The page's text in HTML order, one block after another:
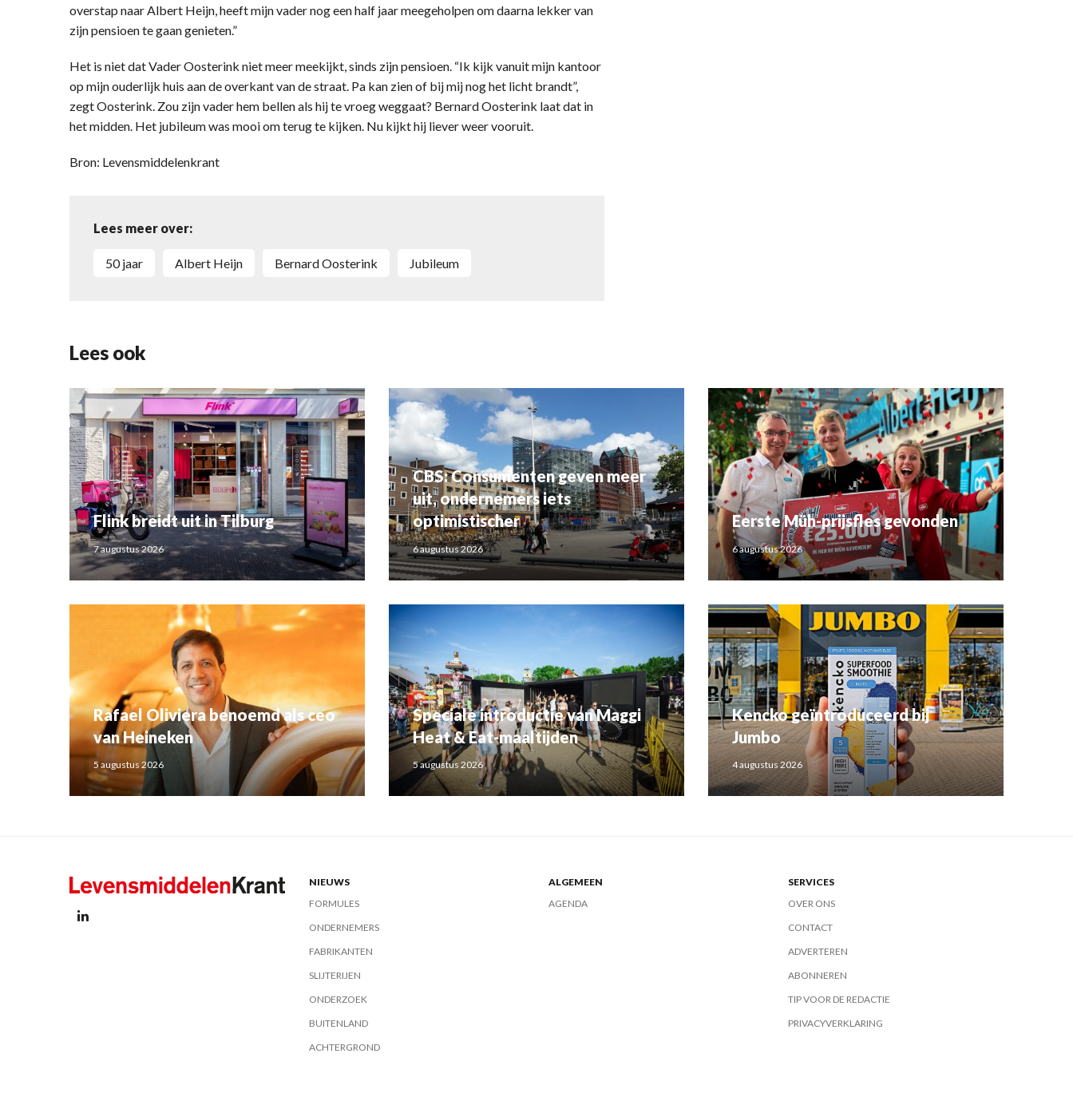
overstap naar Albert Heijn, heeft mijn vader nog een half jaar meegeholpen om daarna lekker van
zijn pensioen te gaan genieten.”
Het is niet dat Vader Oosterink niet meer meekijkt, sinds zijn pensioen. “Ik kijk vanuit mijn kantoor
op mijn ouderlijk huis aan de overkant van de straat. Pa kan zien of bij mij nog het licht brandt”,
zegt Oosterink. Zou zijn vader hem bellen als hij te vroeg weggaat? Bernard Oosterink laat dat in
het midden. Het jubileum was mooi om terug te kijken. Nu kijkt hij liever weer vooruit.
Bron: Levensmiddelenkrant
Lees meer over:
50 jaar Albert Heijn Bernard Oosterink jubileum
Lees ook
Flink breidt uit in Tilburg
7 augustus 2026
CBS: Consumenten geven meer
uit, ondernemers iets
optimistischer
6 augustus 2026
Eerste Müh-prijsfles gevonden
6 augustus 2026
Rafael Oliviera benoemd als ceo
van Heineken
5 augustus 2026
Speciale introductie van Maggi
Heat & Eat-maaltijden
5 augustus 2026
Kencko geïntroduceerd bij
Jumbo
4 augustus 2026
NIEUWS
FORMULES
ONDERNEMERS
FABRIKANTEN
SLIJTERIJEN
ONDERZOEK
BUITENLAND
ACHTERGROND
ALGEMEEN
AGENDA
SERVICES
OVER ONS
CONTACT
ADVERTEREN
ABONNEREN
TIP VOOR DE REDACTIE
PRIVACYVERKLARING